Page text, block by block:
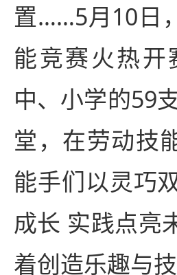
置……5月10日
能竞赛火热
中、小学的59
堂，在劳动技
能手们以灵巧
成长 实践点亮
着创造乐趣与技